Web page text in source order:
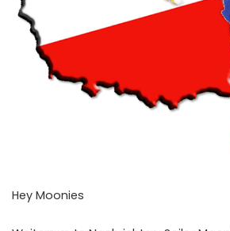
Hey Moonies